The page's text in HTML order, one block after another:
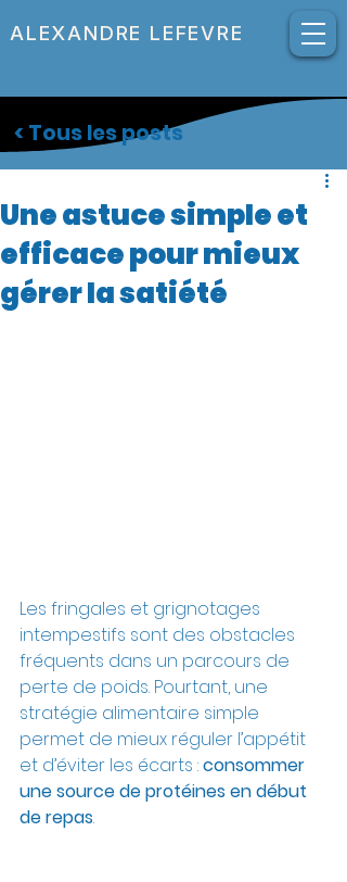
ALEXANDRE LEFEVRE
< Tous les posts
Une astuce simple et
efficace pour mieux
gérer la satiété
Les fringales et grignotages
intempestifs sont des obstacles
fréquents dans un parcours de
perte de poids. Pourtant, une
stratégie alimentaire simple
permet de mieux réguler l’appétit
et d’éviter les écarts : consommer
une source de protéines en début
de repas.